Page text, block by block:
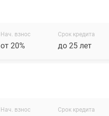
Нач. взнос
от 20%
Срок кредита
до 25 лет
Нач. взнос Срок кредита